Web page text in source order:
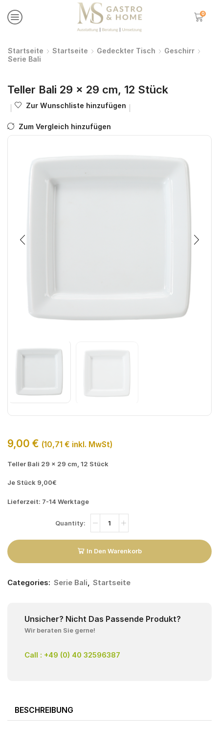
0
Startseite Startseite Gedeckter Tisch
Geschirr
Serie Bali
Teller Bali 29 x 29 cm, 12 Stück
Zur Wunschliste hinzufügen
Zum Vergleich hinzufügen
9,00 € (10,71 € inkl. MwSt)
Teller Bali 29 x 29 cm, 12 Stück
Je Stück 9,00€
Lieferzeit: 7-14 Werktage
In Den Warenkorb
Categories: Serie Bali, Startseite
Unsicher? Nicht Das Passende Produkt?
Wir beraten Sie gerne!
Call : +49 (0) 40 32596387
BESCHREIBUNG